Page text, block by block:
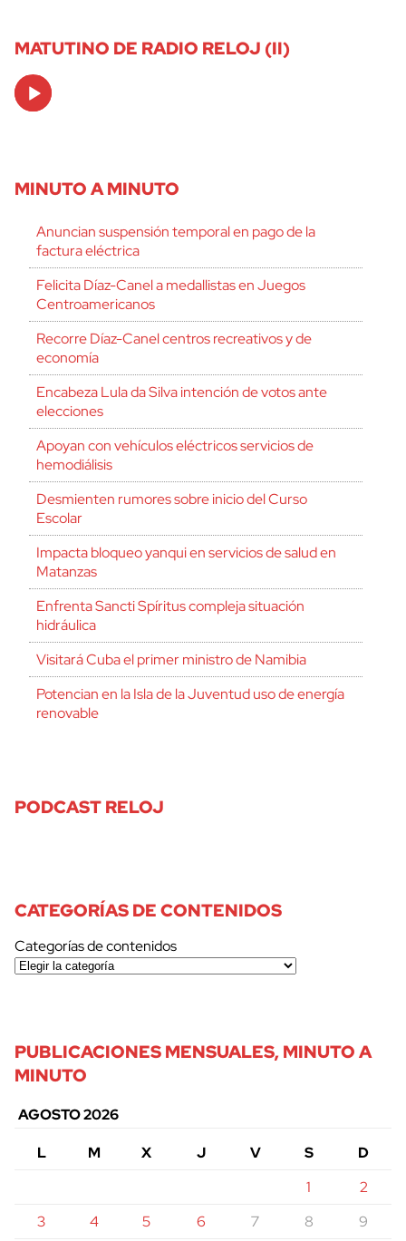
MATUTINO DE RADIO RELOJ (II)
Audio
Player
MINUTO A MINUTO
Anuncian suspensión temporal en pago de la
factura eléctrica
Felicita Díaz-Canel a medallistas en Juegos
Centroamericanos
Recorre Díaz-Canel centros recreativos y de
economía
Encabeza Lula da Silva intención de votos ante
elecciones
Apoyan con vehículos eléctricos servicios de
hemodiálisis
Desmienten rumores sobre inicio del Curso
Escolar
Impacta bloqueo yanqui en servicios de salud en
Matanzas
Enfrenta Sancti Spíritus compleja situación
hidráulica
Visitará Cuba el primer ministro de Namibia
Potencian en la Isla de la Juventud uso de energía
renovable
PODCAST RELOJ
CATEGORÍAS DE CONTENIDOS
Categorías de contenidos
PUBLICACIONES MENSUALES, MINUTO A
MINUTO
AGOSTO 2026
L
M X J V S
D
1
2
3
4 5 6 7 8 9